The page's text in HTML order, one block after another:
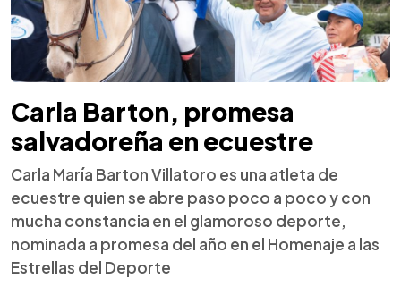
Carla Barton, promesa
salvadoreña en ecuestre
Carla María Barton Villatoro es una atleta de
ecuestre quien se abre paso poco a poco y con
mucha constancia en el glamoroso deporte,
nominada a promesa del año en el Homenaje a las
Estrellas del Deporte